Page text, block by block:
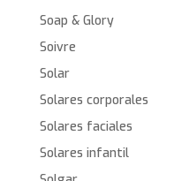
Soap & Glory
Soivre
Solar
Solares corporales
Solares faciales
Solares infantil